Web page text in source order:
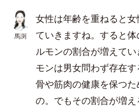
馬渕
女性は年齢を重ねると
ていきますね。すると
ルモンの割合が増えて
モンは男女問わず存在す
骨や筋肉の健康を保つ
の。でもその割合が増